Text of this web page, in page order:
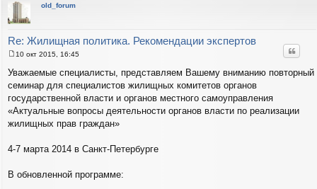
old_forum
Re: Жилищная политика. Рекомендации экспертов
о
б
е
н
е
10 окт 2015, 16:45
Уважаемые специалисты, представляем Вашему вниманию повторный
семинар для специалистов жилищных комитетов органов
государственной власти и органов местного самоуправления
«Актуальные вопросы деятельности органов власти по реализации
жилищных прав граждан»
4-7 марта 2014 в Санкт-Петербурге
В обновленной программе: